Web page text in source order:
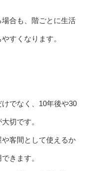
合も、階ごとに生活
すくなります。
でなく、10年後や30
切です。
客間として使えるか
きます。